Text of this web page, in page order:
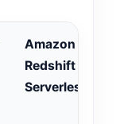
Amazon
Redshift
Serverless